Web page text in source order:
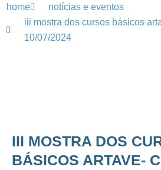
home
notícias e eventos
iii mostra dos cursos básicos
10/07/2024
III MOSTRA DOS
BÁSICOS ARTAVE-